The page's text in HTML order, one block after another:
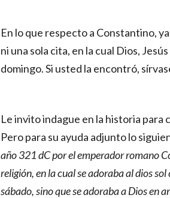
En lo que respecto a Constantino,
ni una sola cita, en la cual Dios,
domingo. Si usted la encontró,
Le invito indague en la historia
Pero para su ayuda adjunto lo
año 321 dC por el emperador romano
religión, en la cual se adoraba al dios
sábado, sino que se adoraba a Dios en